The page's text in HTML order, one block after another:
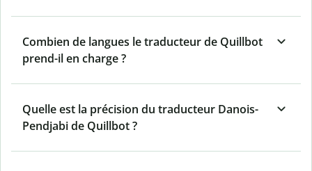
Combien de langues le traducteur de Quillbot
prend-il en charge ?
Quelle est la précision du traducteur Danois-
Pendjabi de Quillbot ?